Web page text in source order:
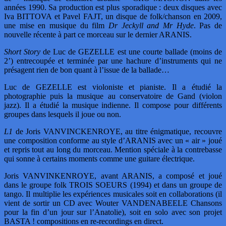
années 1990. Sa production est plus sporadique : deux disques avec
Iva BITTOVA et Pavel FAJT, un disque de folk/chanson en 2009,
une mise en musique du film Dr Jeckyll and Mr Hyde. Pas de
nouvelle récente à part ce morceau sur le dernier ARANIS.
Short Story de Luc de GEZELLE est une courte ballade (moins de
2’) entrecoupée et terminée par une hachure d’instruments qui ne
présagent rien de bon quant à l’issue de la ballade…
Luc de GEZELLE est violoniste et pianiste. Il a étudié la
photographie puis la musique au conservatoire de Gand (violon
jazz). Il a étudié la musique indienne. Il compose pour différents
groupes dans lesquels il joue ou non.
L1 de Joris VANVINCKENROYE, au titre énigmatique, recouvre
une composition conforme au style d’ARANIS avec un « air » joué
et repris tout au long du morceau. Mention spéciale à la contrebasse
qui sonne à certains moments comme une guitare électrique.
Joris VANVINKENROYE, avant ARANIS, a composé et joué
dans le groupe folk TROIS SOEURS (1994) et dans un groupe de
tango. Il multiplie les expériences musicales soit en collaborations (il
vient de sortir un CD avec Wouter VANDENABEELE Chansons
pour la fin d’un jour sur l’Anatolie), soit en solo avec son projet
BASTA ! compositions en re-recordings en direct.